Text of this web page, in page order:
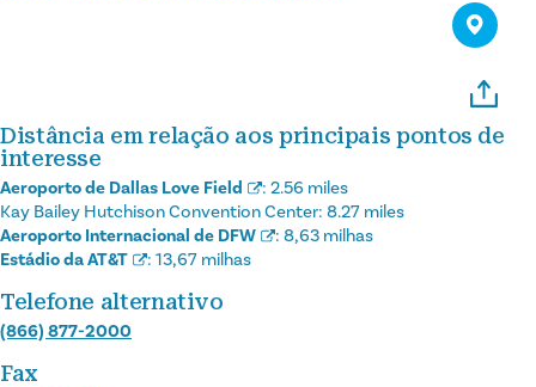
Distância em relação aos principais pontos de
interesse
Aeroporto de Dallas Love Field : 2.56 miles
Kay Bailey Hutchison Convention Center: 8.27 miles
Aeroporto Internacional de DFW
: 8,63 milhas
Estádio da AT&T
: 13,67 milhas
Telefone alternativo
(866) 877-2000
Fax